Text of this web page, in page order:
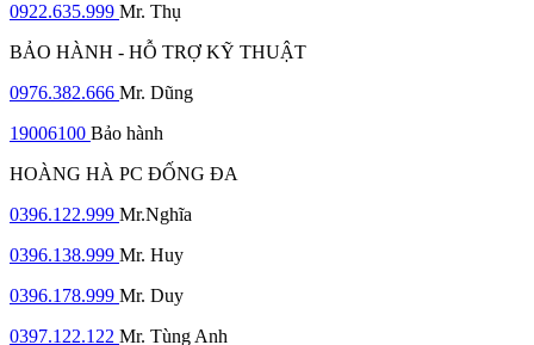
0922.635.999 Mr. Thụ
BẢO HÀNH - HỖ TRỢ KỸ THUẬT
0976.382.666 Mr. Dũng
19006100 Bảo hành
HOÀNG HÀ PC ĐỐNG ĐA
0396.122.999 Mr.Nghĩa
0396.138.999 Mr. Huy
0396.178.999 Mr. Duy
0397.122.122 Mr. Tùng Anh